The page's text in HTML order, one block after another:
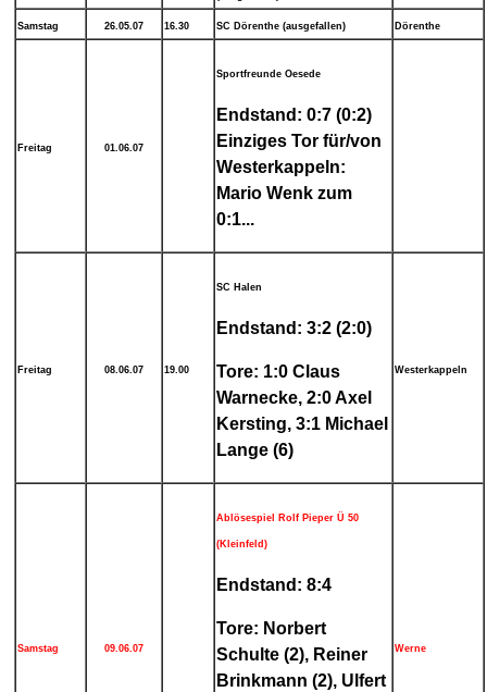
Samstag 26.05.07 16.30 SC Dörenthe (ausgefallen) Dörenthe
Freitag 01.06.07
Sportfreunde Oesede
Endstand: 0:7 (0:2)
Einziges Tor für/von
Westerkappeln:
Mario Wenk zum
0:1...
Freitag 08.06.07 19.00
SC Halen
Endstand: 3:2 (2:0)
Tore: 1:0 Claus
Warnecke, 2:0 Axel
Kersting, 3:1 Michael
Lange (6)
Westerkappeln
Samstag 09.06.07
Ablösespiel Rolf Pieper Ü 50
(Kleinfeld)
Endstand: 8:4
Tore: Norbert
Schulte (2), Reiner
Brinkmann (2), Ulfert
Werne